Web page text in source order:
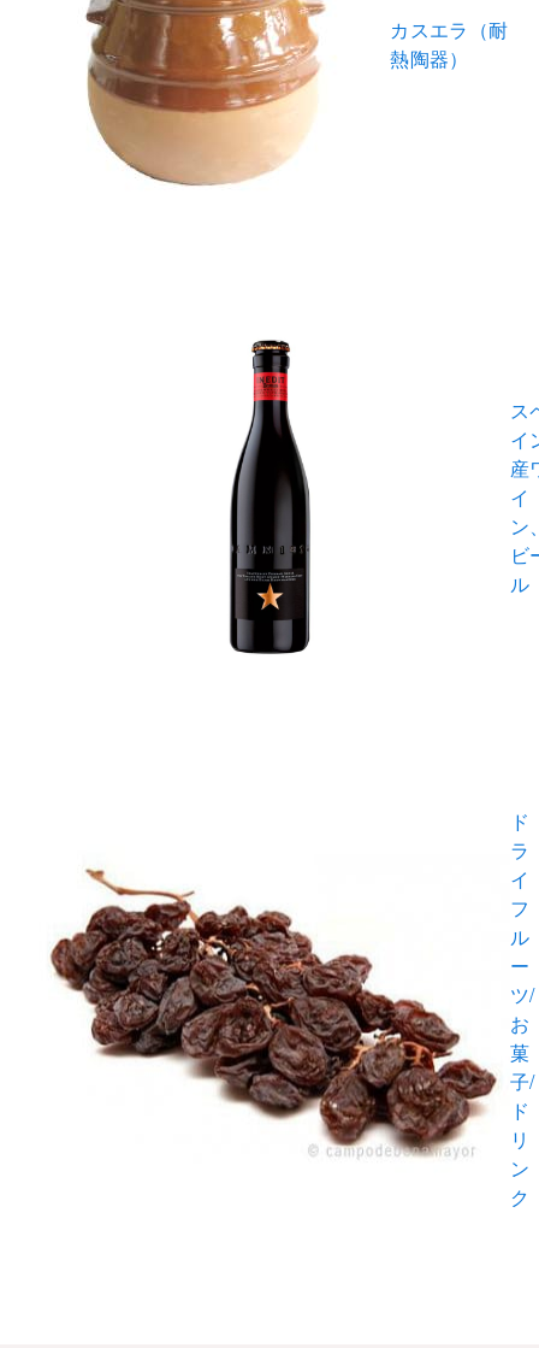
カスエラ（耐
熱陶器）
ス
イ
産
イ
ン
ビ
ル
ド
ラ
イ
フ
ル
ー
ツ/
お
菓
子/
ド
リ
ン
ク